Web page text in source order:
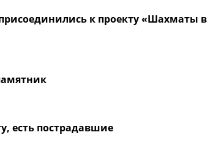
к проекту «Шахматы в
есть пострадавшие